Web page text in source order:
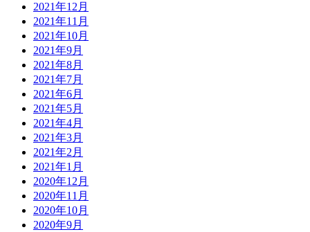
2021年12月
2021年11月
2021年10月
2021年9月
2021年8月
2021年7月
2021年6月
2021年5月
2021年4月
2021年3月
2021年2月
2021年1月
2020年12月
2020年11月
2020年10月
2020年9月